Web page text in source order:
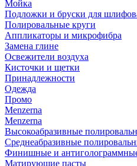
Мойка
Подложки и бруски для
Полировальные круги
Аппликаторы и микрофибра
Замена глине
Освежители воздуха
Кисточки и щетки
Принадлежности
Одежда
Промо
Menzerna
Menzerna
Высокоабразивные
Среднеабразивные
Финишные и
Матирующие пасты